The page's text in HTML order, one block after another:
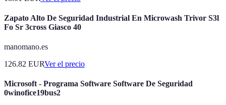
Zapato Alto De Seguridad Industrial En Microwash Trivor S3l
Fo Sr 3cross Giasco 40
manomano.es
126.82 EURVer el precio
Microsoft - Programa Software Software De Seguridad
0winofice19bus2